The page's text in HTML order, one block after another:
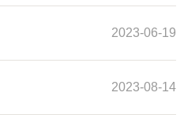
2023-06-19
2023-08-14